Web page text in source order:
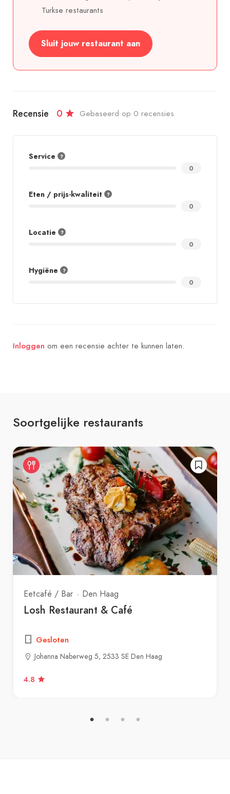
Turkse restaurants
Sluit jouw restaurant aan
Recensie 0 Gebaseerd op 0 recensies
Service
0
Eten / prijs-kwaliteit
0
Locatie
0
Hygiëne
0
Inloggen om een recensie achter te kunnen laten.
Soortgelijke restaurants
Eetcafé / Bar Den Haag
Losh Restaurant & Café
Gesloten
Johanna Naberweg 5, 2533 SE Den Haag
4.8